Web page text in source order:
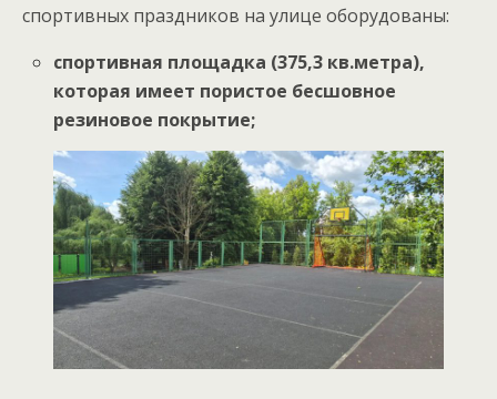
спортивных праздников на улице оборудованы:
спортивная площадка (375,3 кв.метра),
которая имеет пористое бесшовное
резиновое покрытие;